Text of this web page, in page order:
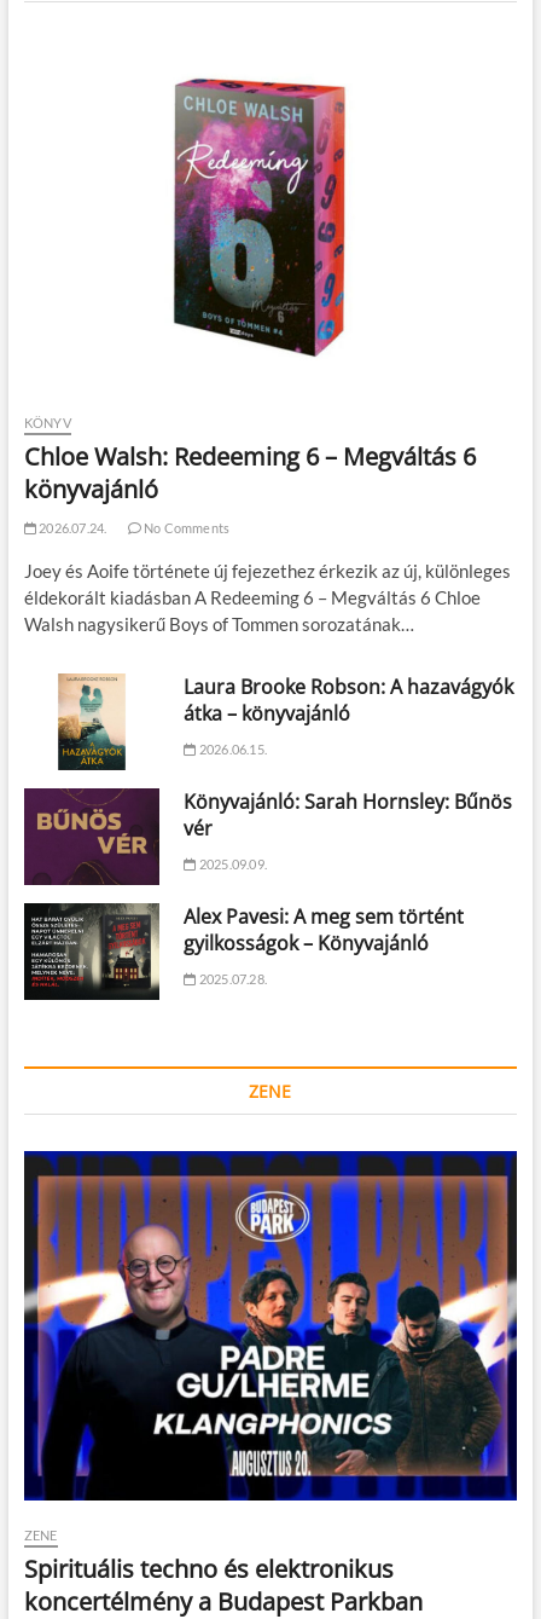
KÖNYV
Chloe Walsh: Redeeming 6 – Megváltás 6
könyvajánló
2026.07.24. No Comments
Joey és Aoife története új fejezethez érkezik az új, különleges
éldekorált kiadásban A Redeeming 6 – Megváltás 6 Chloe
Walsh nagysikerű Boys of Tommen sorozatának…
Laura Brooke Robson: A hazavágyók
átka – könyvajánló
2026.06.15.
Könyvajánló: Sarah Hornsley: Bűnös
vér
2025.09.09.
Alex Pavesi: A meg sem történt
gyilkosságok – Könyvajánló
2025.07.28.
ZENE
ZENE
Spirituális techno és elektronikus
koncertélmény a Budapest Parkban